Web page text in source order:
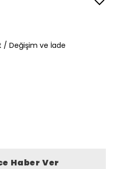
/ Değişim ve İade
Haber Ver